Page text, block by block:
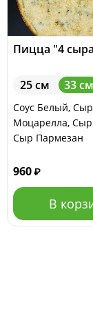
Пицца "4
25 см 33 см
Соус Белый, Сыр
Моцарелла,
Сыр Пармезан
960₽
В